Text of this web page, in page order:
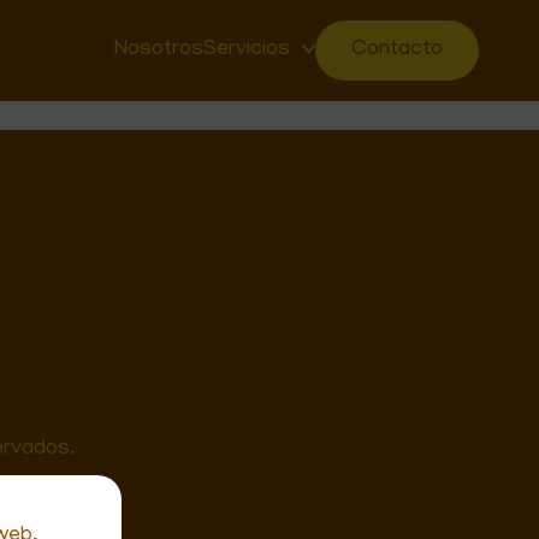
NosotrosServicios Contacto